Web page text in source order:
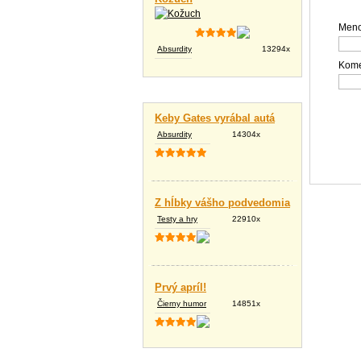
Absurdity 13294x
Keby Gates vyrábal autá
Absurdity 14304x
Z hĺbky vášho podvedomia
Testy a hry 22910x
Prvý apríl!
Čierny humor 14851x